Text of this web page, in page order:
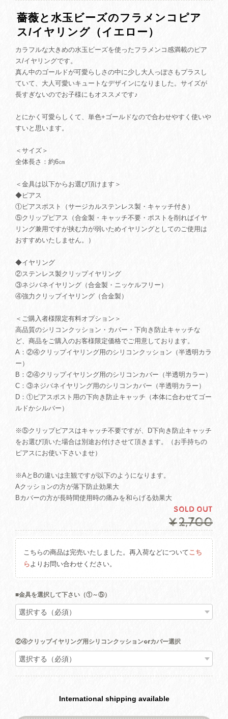
薔薇と水玉ビーズのフラメンコピア
ス/イヤリング（イエロー）
カラフルな大きめの水玉ビーズを使ったフラメンコ感満載のピア
ス/イヤリングです。
真ん中のゴールドが可愛らしさの中に少し大人っぽさもプラスし
ていて、大人可愛いキュートなデザインになりました。サイズが
長すぎないのでお子様にもオススメです♪
とにかく可愛らしくて、単色+ゴールドなので合わせやすく使いや
すいと思います。
＜サイズ＞
全体長さ：約6㎝
＜金具は以下からお選び頂けます＞
◆ピアス
①ピアスポスト（サージカルステンレス製・キャッチ付き）
⑤クリップピアス（合金製・キャッチ不要・ポストを削ればイヤ
リング兼用ですが挟む力が弱いためイヤリングとしてのご使用は
おすすめいたしません。）
◆イヤリング
②ステンレス製クリップイヤリング
③ネジバネイヤリング（合金製・ニッケルフリー）
④強力クリップイヤリング（合金製）
＜ご購入者様限定有料オプション＞
高品質のシリコンクッション・カバー・下向き防止キャッチな
ど、商品をご購入のお客様限定価格でご用意しております。
A：②④クリップイヤリング用のシリコンクッション（半透明カラ
ー）
B：②④クリップイヤリング用のシリコンカバー（半透明カラー）
C：③ネジバネイヤリング用のシリコンカバー（半透明カラー）
D：①ピアスポスト用の下向き防止キャッチ（本体に合わせてゴー
ルドかシルバー）
※⑤クリップピアスはキャッチ不要ですが、D下向き防止キャッチ
をお選び頂いた場合は別途お付けさせて頂きます。（お手持ちの
ピアスにお使い下さいませ）
※AとBの違いは主観ですが以下のようになります。
Aクッションの方が落下防止効果大
Bカバーの方が長時間使用時の痛みを和らげる効果大
SOLD OUT
¥2,700
こちらの商品は完売いたしました。再入荷などについてこち
らよりお問い合わせください。
■金具を選択して下さい（①～⑤）
②④クリップイヤリング用シリコンクッションorカバー選択
International shipping available